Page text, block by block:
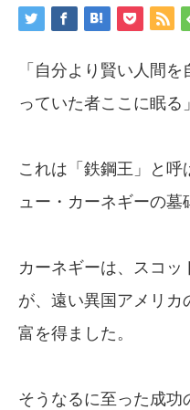
「自分より賢い人間
っていた者ここに眠る」
これは「鉄鋼王」と呼
ュー・カーネギーの墓
カーネギーは、スコッ
が、遠い異国アメリ
富を得ました。
そうなるに至った成功